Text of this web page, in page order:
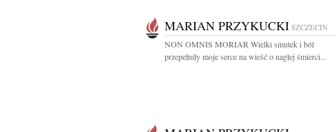
MARIAN PRZYKUCKI SZCZECIN
NON OMNIS MORIAR Wielki smutek i ból
przepełniły moje serce na wieść o nagłej śmierci...